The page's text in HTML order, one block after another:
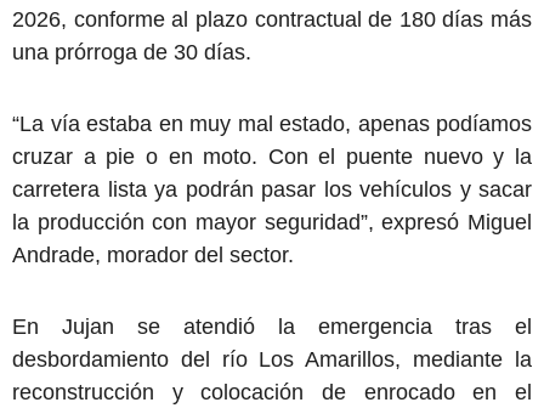
2026, conforme al plazo contractual de 180 días más
una prórroga de 30 días.
“La vía estaba en muy mal estado, apenas podíamos
cruzar a pie o en moto. Con el puente nuevo y la
carretera lista ya podrán pasar los vehículos y sacar
la producción con mayor seguridad”, expresó Miguel
Andrade, morador del sector.
En Jujan se atendió la emergencia tras el
desbordamiento del río Los Amarillos, mediante la
reconstrucción y colocación de enrocado en el